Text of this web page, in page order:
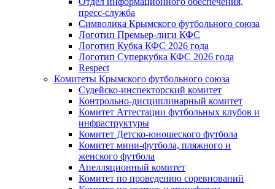
пресс-служба
Символика Крымского футбольного союза
Логотип Премьер-лиги КФС
Логотип Кубка КФС 2026 года
Логотип Суперкубка КФС 2026 года
Respect
Комитеты Крымского футбольного союза
Судейско-инспекторский комитет
Контрольно-дисциплинарный комитет
Комитет Аттестации футбольных клубов и
инфраструктуры
Комитет Детско-юношеского футбола
Комитет мини-футбола, пляжного и
женского футбола
Апелляционный комитет
Комитет по проведению соревнований